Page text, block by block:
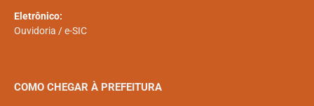
Eletrônico:
Ouvidoria /e-SIC
COMO CHEGAR À PREFEITURA